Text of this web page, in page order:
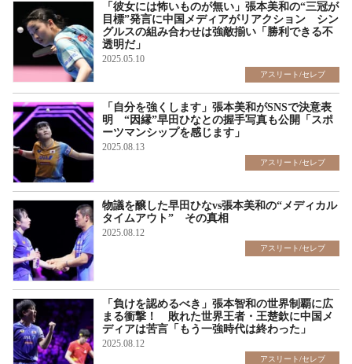
「彼女には怖いものが無い」張本美和の“三冠が
目標”発言に中国メディアがリアクション シン
グルスの組み合わせは強敵揃い「勝利できる不
透明だ」
2025.05.10
アスリート/セレブ
「自分を強くします」張本美和がSNSで決意表
明 “因縁”早田ひなとの握手写真も公開「スポ
ーツマンシップを感じます」
2025.08.13
アスリート/セレブ
物議を醸した早田ひなvs張本美和の“メディカル
タイムアウト” その真相
2025.08.12
アスリート/セレブ
「負けを認めるべき」張本智和の世界制覇に広
まる衝撃！ 敗れた世界王者・王楚欽に中国メ
ディアは苦言「もう一強時代は終わった」
2025.08.12
アスリート/セレブ